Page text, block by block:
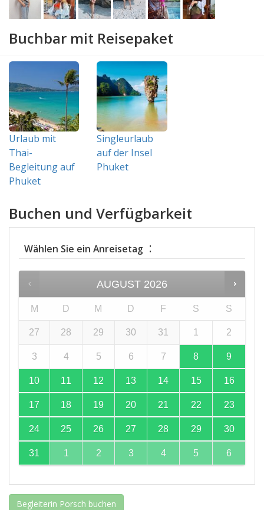
Buchbar mit Reisepaket
Urlaub mit
Thai-
Begleitung auf
Phuket
Singleurlaub
auf der Insel
Phuket
Buchen und Verfügbarkeit
Wählen Sie ein Anreisetag :
AUGUST 2026
M D M D F S S
27 28 29 30 31 1 2
3 4 5 6 7 8 9
10 11 12 13 14 15 16
17 18 19 20 21 22 23
24 25 26 27 28 29 30
31 1 2 3 4 5 6
Begleiterin Porsch buchen